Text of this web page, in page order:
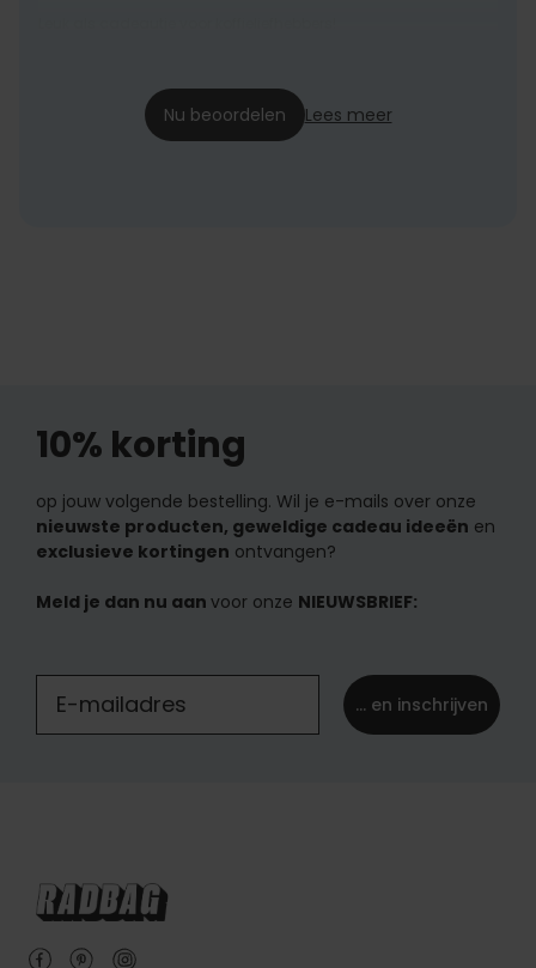
Nu beoordelen Lees meer
10% korting
op jouw volgende bestelling. Wil je e-mails over onze
nieuwste producten, geweldige cadeau ideeën en
exclusieve kortingen ontvangen?
Meld je dan nu aan voor onze NIEUWSBRIEF:
... en inschrijven